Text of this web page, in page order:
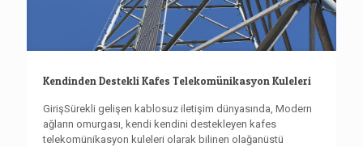
Kendinden Destekli Kafes Telekomünikasyon Kuleleri
GirişSürekli gelişen kablosuz iletişim dünyasında, Modern
ağların omurgası, kendi kendini destekleyen kafes
telekomünikasyon kuleleri olarak bilinen olağanüstü